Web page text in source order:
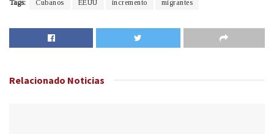
Tags: Cubanos EEUU incremento migrantes
Relacionado Noticias